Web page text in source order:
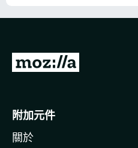
前
o
i
附加元件
關於